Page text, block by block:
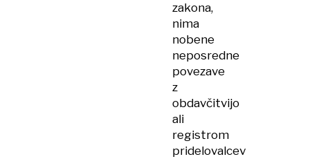
zakona,
nima
nobene
neposredne
povezave
z
obdavčitvijo
ali
registrom
pridelovalcev